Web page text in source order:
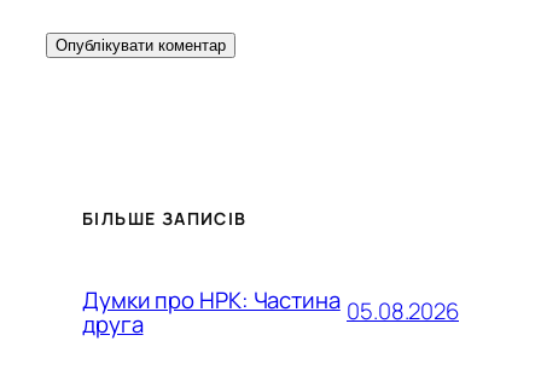
БІЛЬШЕ ЗАПИСІВ
Думки про НРК: Частина
друга 05.08.2026